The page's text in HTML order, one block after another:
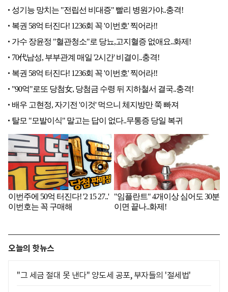
오늘의 핫뉴스
"그 세금 절대 못 낸다" 양도세 공포, 부자들의 '절세법'